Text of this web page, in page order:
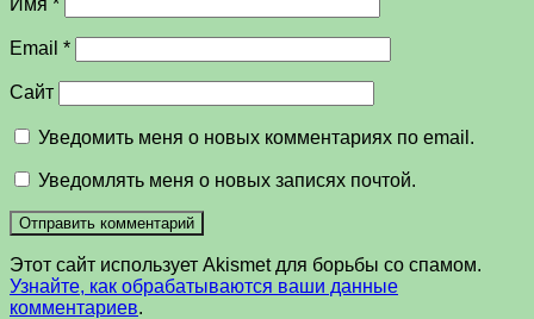
Email *
Сайт
Уведомить меня о новых комментариях по email.
Уведомлять меня о новых записях почтой.
Этот сайт использует Akismet для борьбы со спамом.
Узнайте, как обрабатываются ваши данные
комментариев.